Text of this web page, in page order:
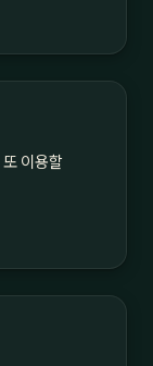
이용할